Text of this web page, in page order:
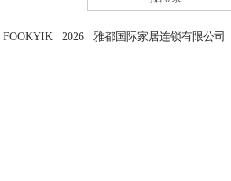
FOOKYIK 2026 雅都国际家居连锁有限公司